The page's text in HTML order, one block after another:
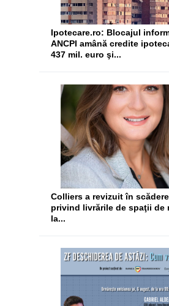
Ipotecare.ro: Blocajul
ANCPI amână credite
437 mil. euro şi...
Colliers a revizuit în
privind livrările de spaţii de
la...